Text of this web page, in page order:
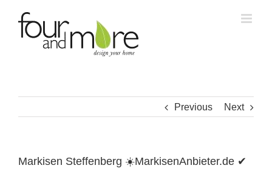
content
Previous Next
Markisen Steffenberg ☀️MarkisenAnbieter.de ✔